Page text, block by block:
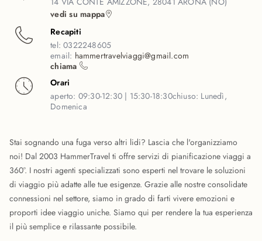
vedi su mappa
Recapiti
tel:0322248605
email: hammertravelviaggi@gmail.com
chiama
Orari
aperto: 09:30-12:30 | 15:30-18:30chiuso: Lunedì,
Domenica
Stai sognando una fuga verso altri lidi? Lascia che l'organizziamo
noi! Dal 2003 HammerTravel ti offre servizi di pianificazione viaggi a
360°. I nostri agenti specializzati sono esperti nel trovare le soluzioni
di viaggio più adatte alle tue esigenze. Grazie alle nostre consolidate
connessioni nel settore, siamo in grado di farti vivere emozioni e
proporti idee viaggio uniche. Siamo qui per rendere la tua esperienza
il più semplice e rilassante possibile.